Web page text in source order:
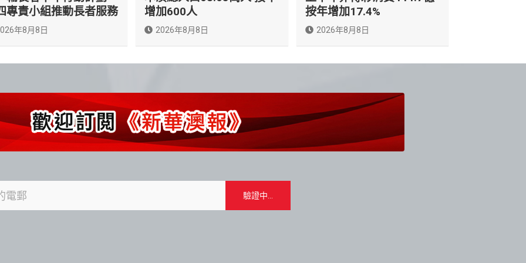
專責小組推動長者服務
年8月8日
增加600人
2026年8月8日
按年增加17.4%
2026年8月8日